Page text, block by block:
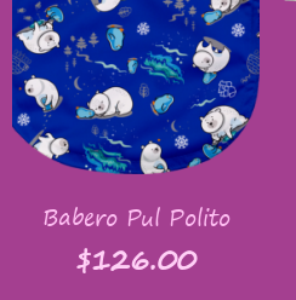
Babero Pul Polito
$126.00